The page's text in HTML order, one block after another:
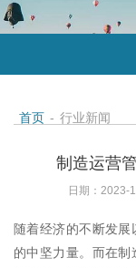
首页 - 行业新闻
制造运营
日期：2023-
随着经济的不断发
的中坚力量。而在